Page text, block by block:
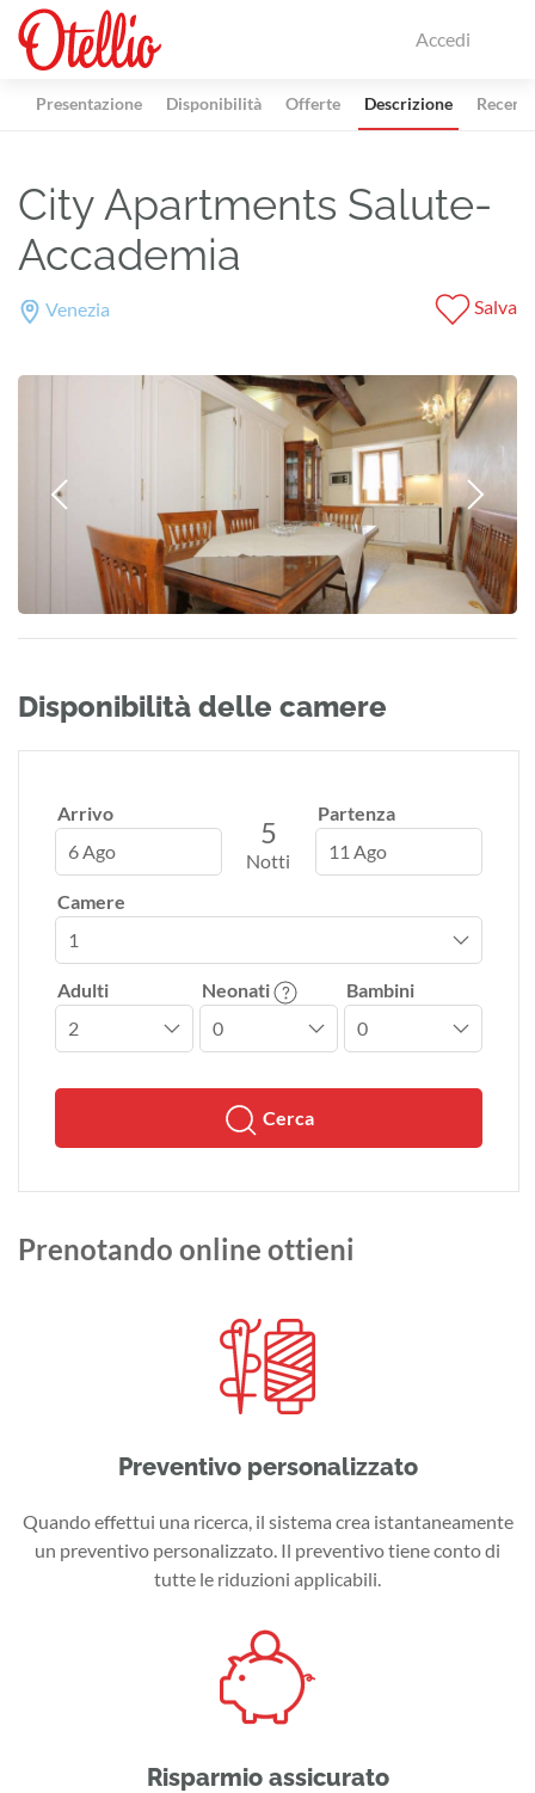
Accedi
Presentazione Disponibilità Offerte Descrizione
City Apartments Salute-
Accademia
Venezia Salva
Disponibilità delle camere
Arrivo
6 Ago
5
Notti
Partenza
11 Ago
Camere
Adulti Neonati Bambini
Cerca
Prenotando online ottieni
Preventivo personalizzato
Quando effettui una ricerca, il sistema crea istantaneamente
un preventivo personalizzato. Il preventivo tiene conto di
tutte le riduzioni applicabili.
Risparmio assicurato